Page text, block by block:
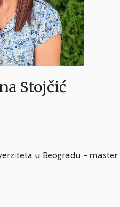
Stojčić
u Beogradu –